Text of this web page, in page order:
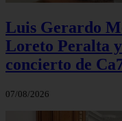
Luis Gerardo
Loreto Peralta y
concierto de
07/08/2026